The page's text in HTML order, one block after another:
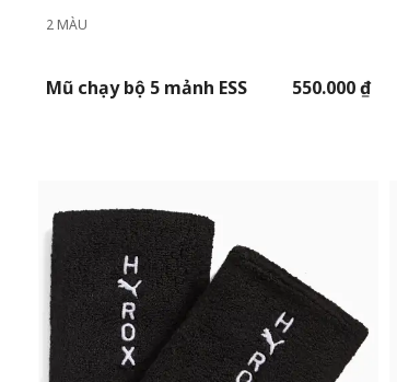
2 MÀU
Mũ chạy bộ 5 mảnh ESS 550.000 ₫